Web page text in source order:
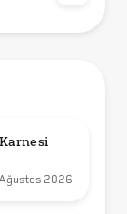
2026